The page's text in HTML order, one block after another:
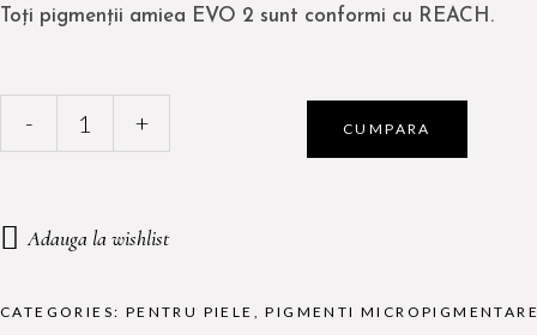
Toți pigmenții amiea EVO 2 sunt conformi cu REACH.
BROWN
- + CUMPARA
Adauga la wishlist
CATEGORIES: PENTRU PIELE ,PIGMENTI